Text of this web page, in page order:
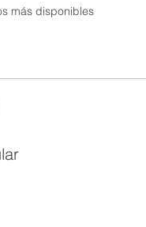
más disponibles